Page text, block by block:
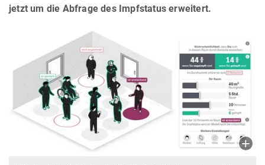
jetzt um die Abfrage des Impfstatus erweitert.